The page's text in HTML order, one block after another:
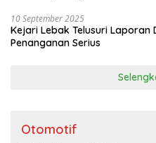
10 September 2025
Kejari Lebak Telusuri Laporan
Penanganan Serius
Otomotif